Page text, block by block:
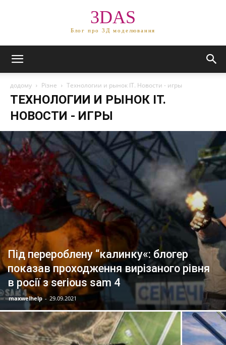
3DAS
Блог про 3Д моделювання
додому Різне Технологии и рынок IT. Новости - игры
ТЕХНОЛОГИИ И РЫНОК IT.
НОВОСТИ - ИГРЫ
Під перероблену “калинку«: блогер
показав проходження вирізаного рівня
в росії з serious sam 4
maxwelhelp - 29.09.2021